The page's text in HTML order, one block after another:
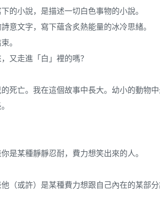
的小說，是描述一切白色事物的小說。
意文字，寫下蘊含炙熱能量的冰冷思緒。
。
又走進「白」裡的嗎？
死亡。我在這個故事中長大。幼小的動物
是某種靜靜忍耐，費力想笑出來的人。
（或許）是某種費力想跟自己內在的某部分